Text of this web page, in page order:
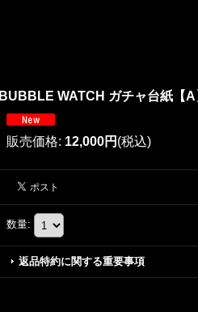
BUBBLE WATCH ガチャ台紙【A
販売価格: 12,000円 (税込)
数量:
返品特約に関する重要事項